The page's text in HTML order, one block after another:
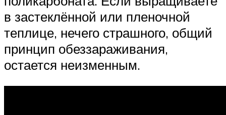
в застеклённой или пленочной
теплице, нечего страшного, общий
принцип обеззараживания,
остается неизменным.